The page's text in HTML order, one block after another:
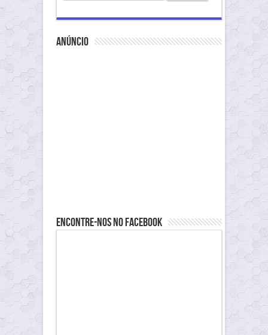
anúncio
Encontre-nos no Facebook